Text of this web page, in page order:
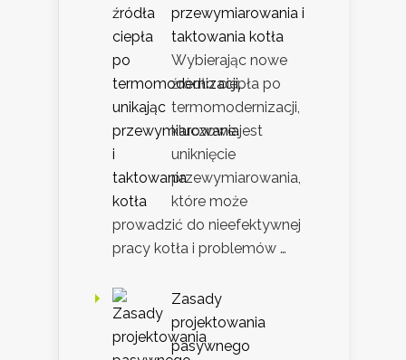
przewymiarowania i
taktowania kotła
Wybierając nowe
źródło ciepła po
termomodernizacji,
kluczowe jest
uniknięcie
przewymiarowania,
które może
prowadzić do nieefektywnej
pracy kotła i problemów …
Zasady
projektowania
pasywnego